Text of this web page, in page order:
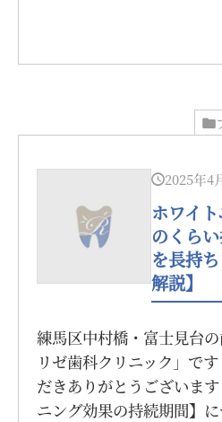
2025年4
ホワイ
のくら
を長持
解説】
練馬区中村橋・富士見台
リゼ歯科クリニック」で
だきありがとうございま
ニング効果の持続期間】